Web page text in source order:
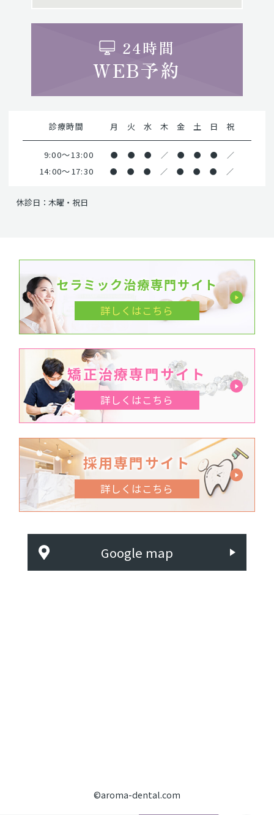
24時間
WEB予約
診療時間 月 火 水 木 金 土 日 祝
9:00～13:00 ● ● ● ／ ● ● ● ／
14:00～17:30 ● ● ● ／ ● ● ● ／
休診日：木曜・祝日
セラミック治療専門サイト
詳しくはこちら
矯正治療専門サイト
詳しくはこちら
採用専門サイト
詳しくはこちら
Google map
©aroma-dental.com